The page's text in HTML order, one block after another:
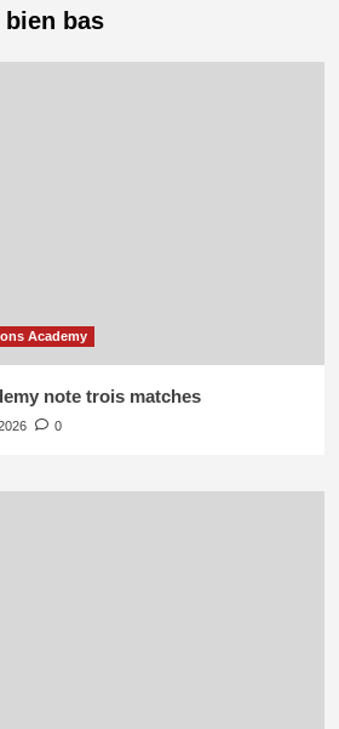
bien bas
Academy
note trois matches
0